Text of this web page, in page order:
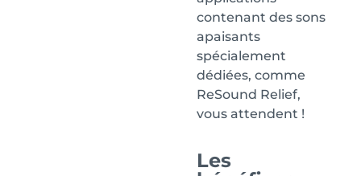
contenant des sons
apaisants
spécialement
dédiées, comme
ReSound Relief,
vous attendent !
Les